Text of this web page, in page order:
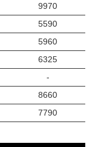
9970
5590
5960
6325
-
8660
7790